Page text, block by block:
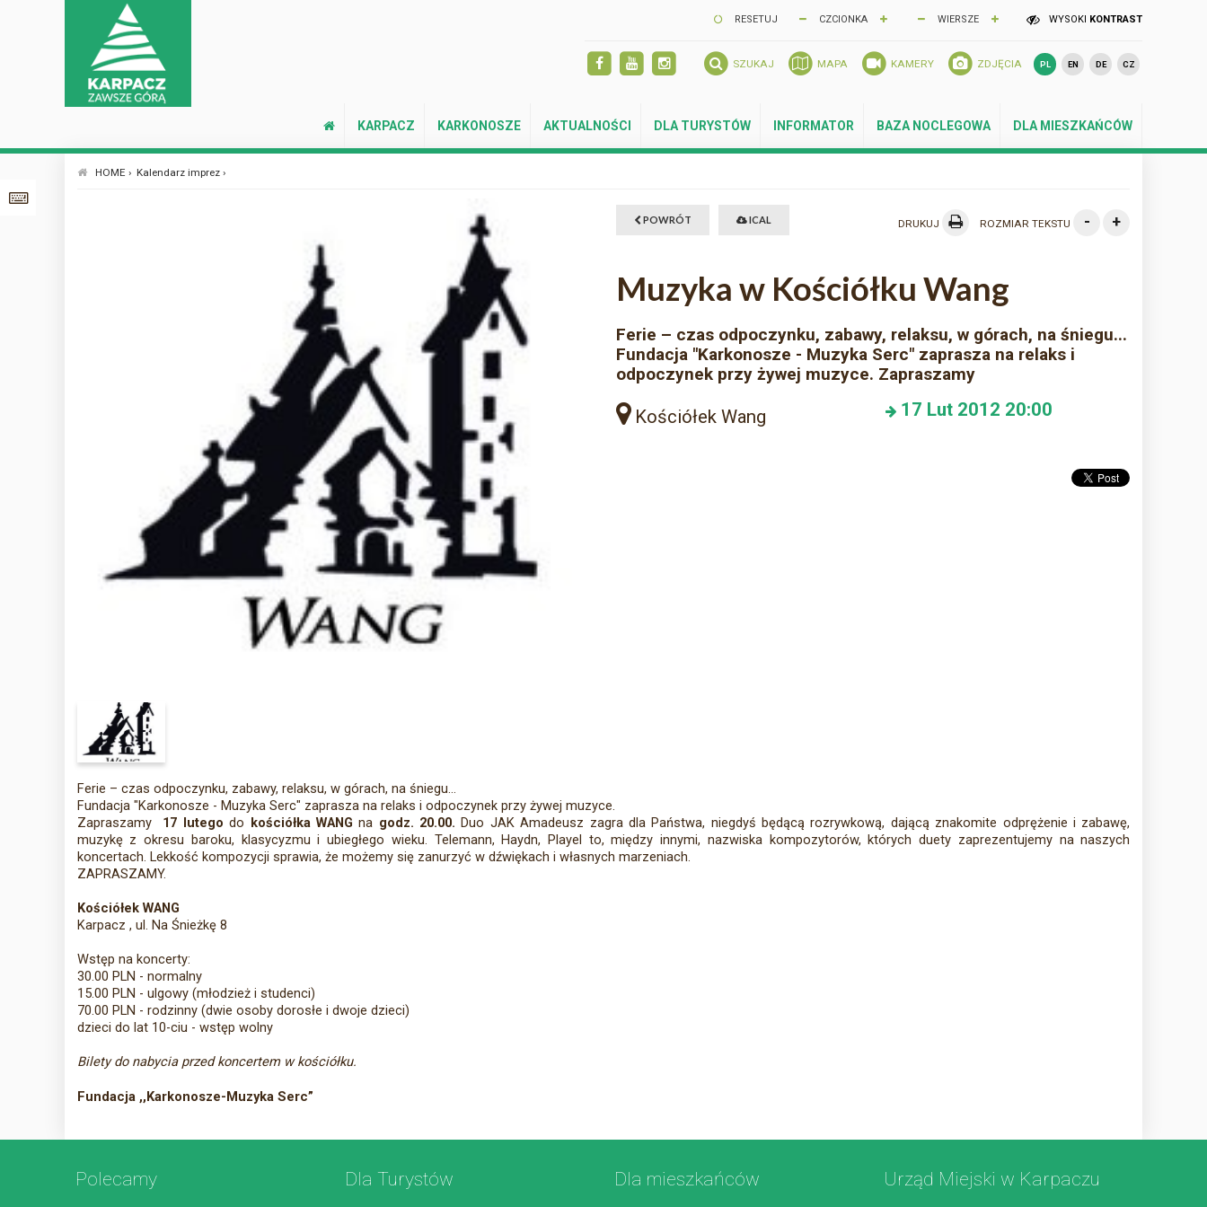
RESETUJ CZCIONKA WIERSZE WYSOKI KONTRAST
SZUKAJ MAPA KAMERY ZDJĘCIA PL EN DE CZ
KARPACZ KARKONOSZE AKTUALNOŚCI DLA TURYSTÓW INFORMATOR BAZA NOCLEGOWA DLA MIESZKAŃCÓW
HOME › Kalendarz imprez ›
POWRÓT ICAL DRUKUJ ROZMIAR TEKSTU - +
Muzyka w Kościółku Wang
Ferie – czas odpoczynku, zabawy, relaksu, w górach, na śniegu...
Fundacja "Karkonosze - Muzyka Serc" zaprasza na relaks i
odpoczynek przy żywej muzyce. Zapraszamy
Kościółek Wang 17 Lut 2012 20:00
Ferie – czas odpoczynku, zabawy, relaksu, w górach, na śniegu...
Fundacja "Karkonosze - Muzyka Serc" zaprasza na relaks i odpoczynek przy żywej muzyce.
Zapraszamy 17 lutego do kościółka WANG na godz. 20.00. Duo JAK Amadeusz zagra dla Państwa, niegdyś będącą rozrywkową, dającą znakomite odprężenie i zabawę,
muzykę z okresu baroku, klasycyzmu i ubiegłego wieku. Telemann, Haydn, Playel to, między innymi, nazwiska kompozytorów, których duety zaprezentujemy na naszych
koncertach. Lekkość kompozycji sprawia, że możemy się zanurzyć w dźwiękach i własnych marzeniach.
ZAPRASZAMY.
Kościółek WANG
Karpacz , ul. Na Śnieżkę 8
Wstęp na koncerty:
30.00 PLN - normalny
15.00 PLN - ulgowy (młodzież i studenci)
70.00 PLN - rodzinny (dwie osoby dorosłe i dwoje dzieci)
dzieci do lat 10-ciu - wstęp wolny
Bilety do nabycia przed koncertem w kościółku.
Fundacja ,,Karkonosze-Muzyka Serc”
Polecamy Dla Turystów Dla mieszkańców Urząd Miejski w Karpaczu